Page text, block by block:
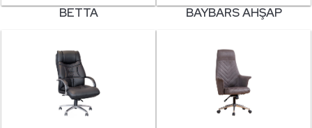
BETTA BAYBARS AHŞAP